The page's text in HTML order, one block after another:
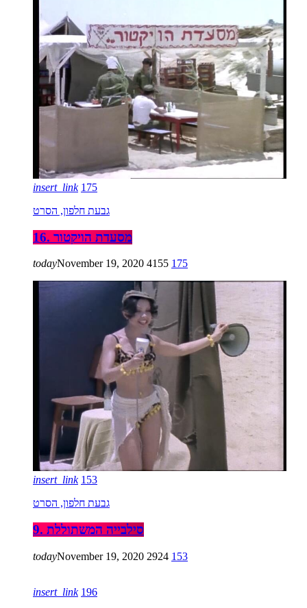
insert_link 175
גבעת חלפון, הסרט
16. מסעדת הויקטור
todayNovember 19, 2020 4155 175
insert_link 153
גבעת חלפון, הסרט
9. סילבייה המשתוללת
todayNovember 19, 2020 2924 153
insert_link 196